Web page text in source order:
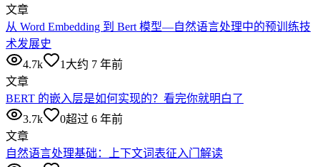
文章
从 Word Embedding 到 Bert 模型—自然语言处理中的预训练技
术发展史
4.7k
1 大约 7 年前
文章
BERT 的嵌入层是如何实现的？看完你就明白了
3.7k
0超过 6 年前
文章
自然语言处理基础：上下文词表征入门解读